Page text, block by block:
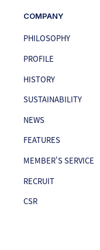
COMPANY
PHILOSOPHY
PROFILE
HISTORY
SUSTAINABILITY
NEWS
FEATURES
MEMBER'S SERVICE
RECRUIT
CSR